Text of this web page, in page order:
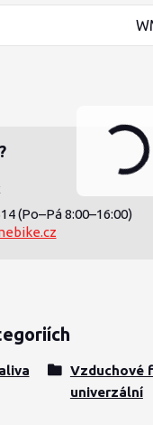
(Po–Pá 8:00–16:00)
Vzduchové
univerzální